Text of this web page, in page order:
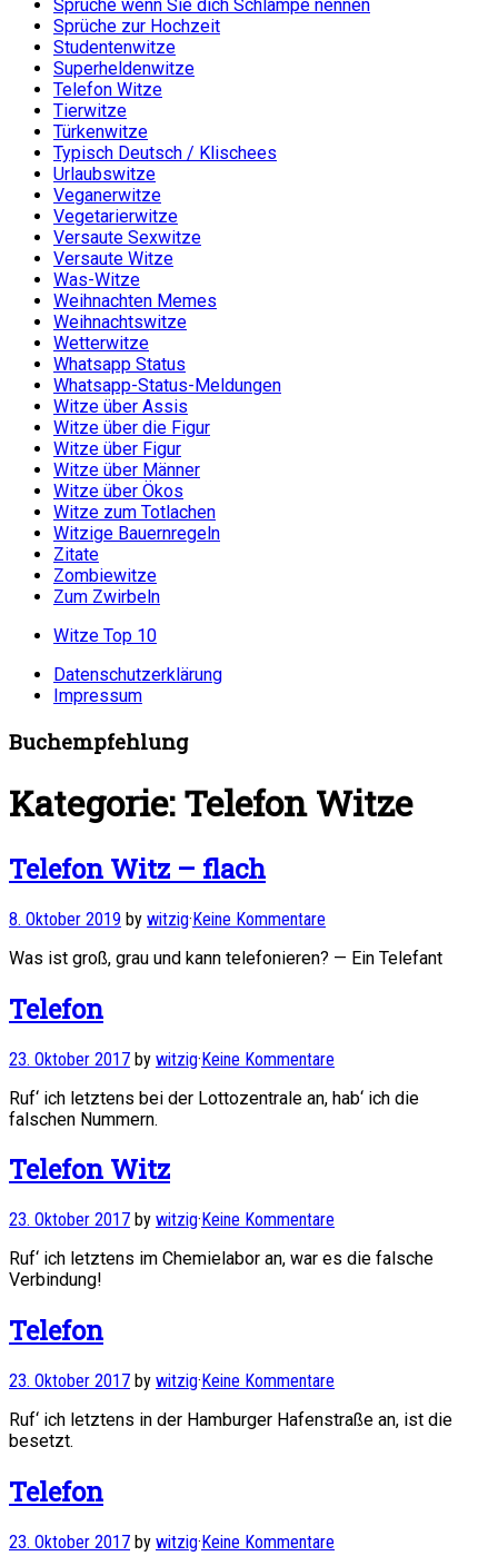
Sprüche wenn Sie dich Schlampe nennen
Sprüche zur Hochzeit
Studentenwitze
Superheldenwitze
Telefon Witze
Tierwitze
Türkenwitze
Typisch Deutsch / Klischees
Urlaubswitze
Veganerwitze
Vegetarierwitze
Versaute Sexwitze
Versaute Witze
Was-Witze
Weihnachten Memes
Weihnachtswitze
Wetterwitze
Whatsapp Status
Whatsapp-Status-Meldungen
Witze über Assis
Witze über die Figur
Witze über Figur
Witze über Männer
Witze über Ökos
Witze zum Totlachen
Witzige Bauernregeln
Zitate
Zombiewitze
Zum Zwirbeln
Witze Top 10
Datenschutzerklärung
Impressum
Buchempfehlung
Kategorie:Telefon Witze
Telefon Witz – flach
8. Oktober 2019 by witzig·Keine Kommentare
Was ist groß, grau und kann telefonieren? — Ein Telefant
Telefon
23. Oktober 2017 by witzig·Keine Kommentare
Ruf‘ ich letztens bei der Lottozentrale an, hab‘ ich die
falschen Nummern.
Telefon Witz
23. Oktober 2017 by witzig· Keine Kommentare
Ruf‘ ich letztens im Chemielabor an, war es die falsche
Verbindung!
Telefon
23. Oktober 2017 by witzig· Keine Kommentare
Ruf‘ ich letztens in der Hamburger Hafenstraße an, ist die
besetzt.
Telefon
23. Oktober 2017 by witzig·Keine Kommentare